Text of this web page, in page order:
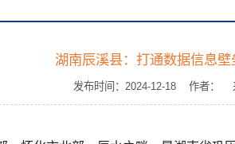
湖南辰溪县：打通数据信息
发布时间：2024-12-18 作者：